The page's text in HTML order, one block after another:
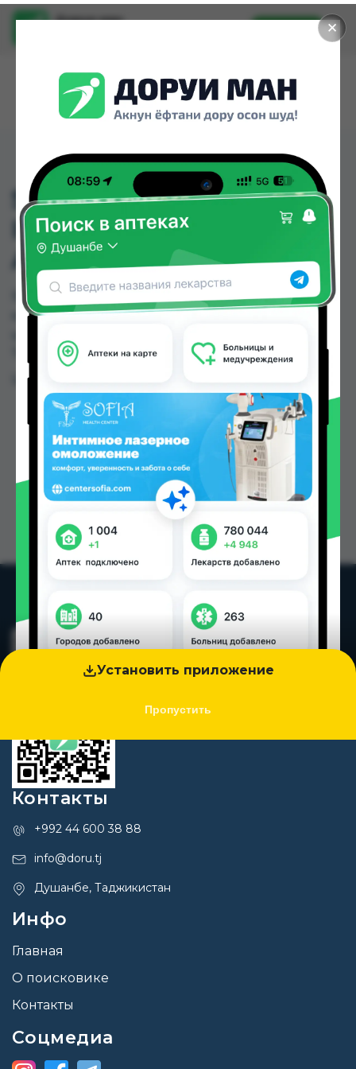
✕
Установить приложение
Пропустить
Доруи ман
Установить
SHOULDER
IMMOBILISER "MEDI-
AID"
SHOULDER IMMOBILISER "MEDI-AID" можно
купить или заказать в аптеках, Нишон №1 по
Таджикистана
Цена: от
Контакты
+992 44 600 38 88
info@doru.tj
Душанбе, Таджикистан
Инфо
Главная
О поисковике
Контакты
Соцмедиа